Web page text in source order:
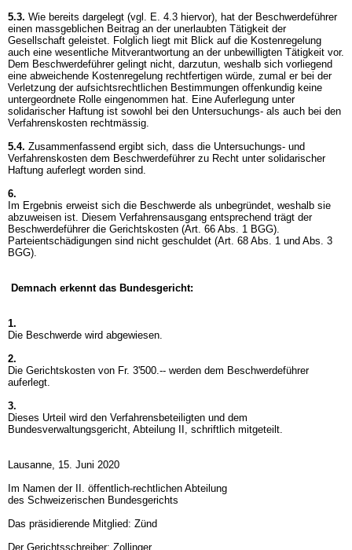
5.3. Wie bereits dargelegt (vgl. E. 4.3 hiervor), hat der Beschwerdeführer
einen massgeblichen Beitrag an der unerlaubten Tätigkeit der
Gesellschaft geleistet. Folglich liegt mit Blick auf die Kostenregelung
auch eine wesentliche Mitverantwortung an der unbewilligten Tätigkeit vor.
Dem Beschwerdeführer gelingt nicht, darzutun, weshalb sich vorliegend
eine abweichende Kostenregelung rechtfertigen würde, zumal er bei der
Verletzung der aufsichtsrechtlichen Bestimmungen offenkundig keine
untergeordnete Rolle eingenommen hat. Eine Auferlegung unter
solidarischer Haftung ist sowohl bei den Untersuchungs- als auch bei den
Verfahrenskosten rechtmässig.
5.4. Zusammenfassend ergibt sich, dass die Untersuchungs- und
Verfahrenskosten dem Beschwerdeführer zu Recht unter solidarischer
Haftung auferlegt worden sind.
6.
Im Ergebnis erweist sich die Beschwerde als unbegründet, weshalb sie
abzuweisen ist. Diesem Verfahrensausgang entsprechend trägt der
Beschwerdeführer die Gerichtskosten (Art. 66 Abs. 1 BGG).
Parteientschädigungen sind nicht geschuldet (Art. 68 Abs. 1 und Abs. 3
BGG).
Demnach erkennt das Bundesgericht:
1.
Die Beschwerde wird abgewiesen.
2.
Die Gerichtskosten von Fr. 3'500.-- werden dem Beschwerdeführer
auferlegt.
3.
Dieses Urteil wird den Verfahrensbeteiligten und dem
Bundesverwaltungsgericht, Abteilung II, schriftlich mitgeteilt.
Lausanne, 15. Juni 2020
Im Namen der II. öffentlich-rechtlichen Abteilung
des Schweizerischen Bundesgerichts
Das präsidierende Mitglied: Zünd
Der Gerichtsschreiber: Zollinger